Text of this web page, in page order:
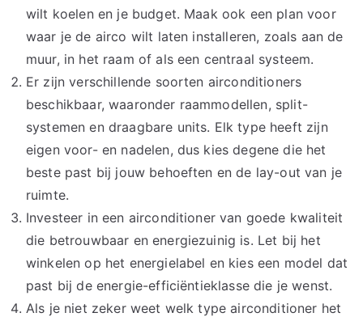
wilt koelen en je budget. Maak ook een plan voor
waar je de airco wilt laten installeren, zoals aan de
muur, in het raam of als een centraal systeem.
Er zijn verschillende soorten airconditioners
beschikbaar, waaronder raammodellen, split-
systemen en draagbare units. Elk type heeft zijn
eigen voor- en nadelen, dus kies degene die het
beste past bij jouw behoeften en de lay-out van je
ruimte.
Investeer in een airconditioner van goede kwaliteit
die betrouwbaar en energiezuinig is. Let bij het
winkelen op het energielabel en kies een model dat
past bij de energie-efficiëntieklasse die je wenst.
Als je niet zeker weet welk type airconditioner het